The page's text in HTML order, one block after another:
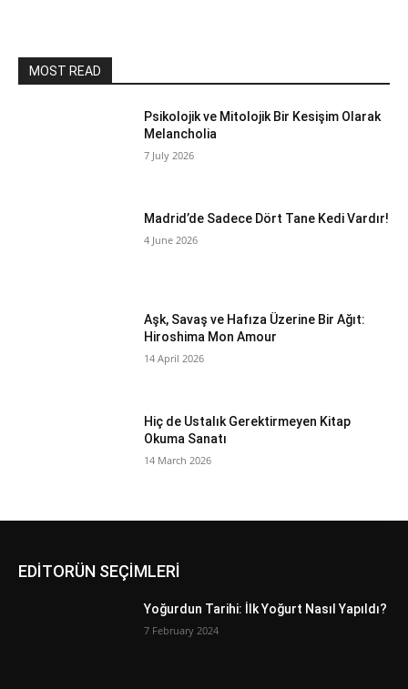
MOST READ
Psikolojik ve Mitolojik Bir Kesişim Olarak
Melancholia
7 July 2026
Madrid’de Sadece Dört Tane Kedi Vardır!
4 June 2026
Aşk, Savaş ve Hafıza Üzerine Bir Ağıt:
Hiroshima Mon Amour
14 April 2026
Hiç de Ustalık Gerektirmeyen Kitap
Okuma Sanatı
14 March 2026
EDİTORÜN SEÇİMLERİ
Yoğurdun Tarihi: İlk Yoğurt Nasıl Yapıldı?
7 February 2024